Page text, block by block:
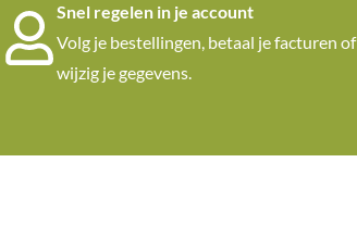
Snel regelen in je account
Volg je bestellingen, betaal je facturen of
wijzig je gegevens.